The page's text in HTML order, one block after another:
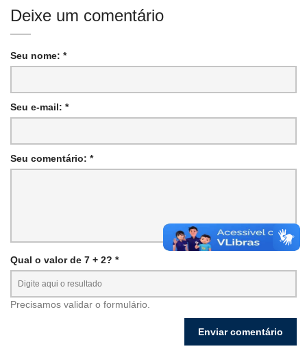
Deixe um comentário
Seu nome: *
Seu e-mail: *
Seu comentário: *
Qual o valor de 7 + 2? *
Precisamos validar o formulário.